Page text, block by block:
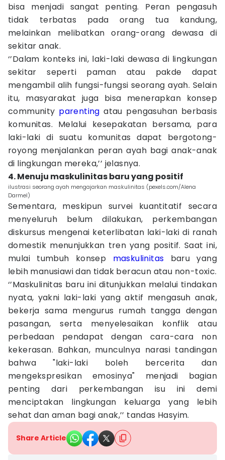
bisa menjadi sangat penting. Peran pengasuh
tidak terbatas pada orang tua kandung,
melainkan melibatkan orang-orang dewasa di
sekitar anak.
‘’Dalam konteks ini, laki-laki dewasa di lingkungan
sekitar seperti paman atau pakde dapat
mengambil alih fungsi-fungsi seorang ayah. Selain
itu, masyarakat juga bisa menerapkan konsep
community parenting atau pengasuhan berbasis
komunitas. Melalui kesepakatan bersama, para
laki-laki di suatu komunitas dapat bergotong-
royong menjalankan peran ayah bagi anak-anak
di lingkungan mereka,’’ jelasnya.
4. Menuju maskulinitas baru yang positif
ilustrasi seorang ayah mengajarkan maskulinitas (pexels.com/Alena
Darmel)
Sementara, meskipun survei kuantitatif secara
menyeluruh belum dilakukan, perkembangan
diskursus mengenai keterlibatan laki-laki di ranah
domestik menunjukkan tren yang positif. Saat ini,
mulai tumbuh konsep maskulinitas baru yang
lebih manusiawi dan tidak beracun atau non-toxic.
‘’Maskulinitas baru ini ditunjukkan melalui tindakan
nyata, yakni laki-laki yang aktif mengasuh anak,
bekerja sama mengurus rumah tangga dengan
pasangan, serta menyelesaikan konflik atau
perbedaan pendapat dengan cara-cara non
kekerasan. Bahkan, munculnya narasi tandingan
bahwa "laki-laki boleh bercerita dan
mengekspresikan emosinya" menjadi bagian
penting dari perkembangan isu ini demi
menciptakan lingkungan keluarga yang lebih
sehat dan aman bagi anak,’’ tandas Hasyim.
Share Article